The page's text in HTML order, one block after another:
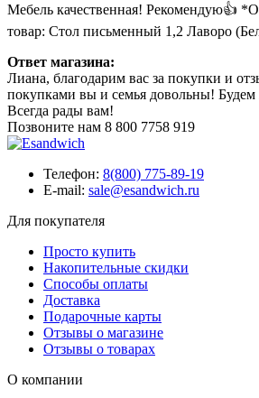
Мебель качественная! Рекомендую👍
товар: Стол письменный 1,2 Лаворо
Ответ магазина:
Лиана, благодарим вас за покупки и
покупками вы и семья довольны! Будем
Всегда рады вам!
Позвоните нам 8 800 7758 919
Телефон: 8(800) 775-89-19
E-mail: sale@esandwich.ru
Для покупателя
Просто купить
Накопительные скидки
Способы оплаты
Доставка
Подарочные карты
Отзывы о магазине
Отзывы о товарах
О компании